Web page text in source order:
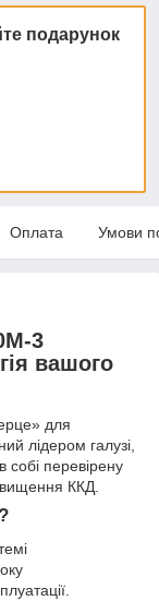
подарунок
Оплата Умови
3
вашого
для
лідером галузі,
собі перевірену
ККД.